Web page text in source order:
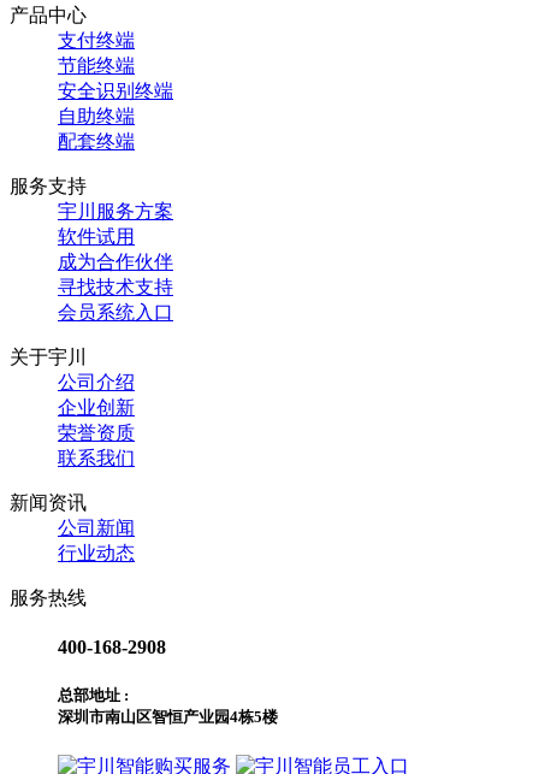
产品中心
支付终端
节能终端
安全识别终端
自助终端
配套终端
服务支持
宇川服务方案
软件试用
成为合作伙伴
寻找技术支持
会员系统入口
关于宇川
公司介绍
企业创新
荣誉资质
联系我们
新闻资讯
公司新闻
行业动态
服务热线
400-168-2908
总部地址 :
深圳市南山区智恒产业园4栋5楼
购买服务 员工入口